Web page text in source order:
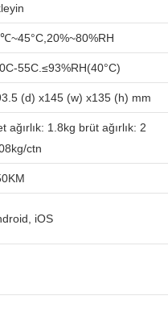
55C.≤93%RH(40°C)
(d) x145 (w) x135 (h) mm
ağırlık: 1.8kg brüt ağırlık: 2
ctn
iOS